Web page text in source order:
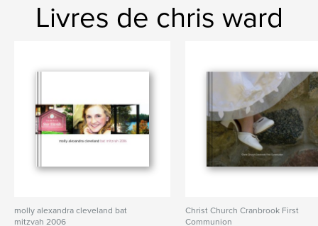
Livres de chris ward
molly alexandra cleveland bat
mitzvah 2006
Christ Church Cranbrook First
Communion